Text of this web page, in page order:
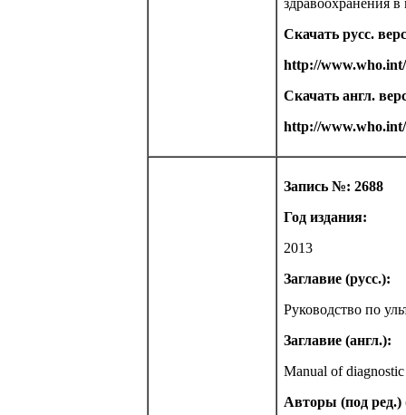
здравоохранения в
Скачать русс.
http://
Скачать англ.
http://
Запись №: 2688
Год издания:
2013
Заглавие (русс.):
Руководство по
Заглавие (англ.):
Manual of
Авторы (под ред.)